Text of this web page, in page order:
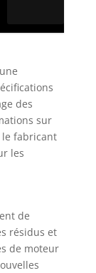
des
sur
le fabricant
les
de
résidus et
de moteur